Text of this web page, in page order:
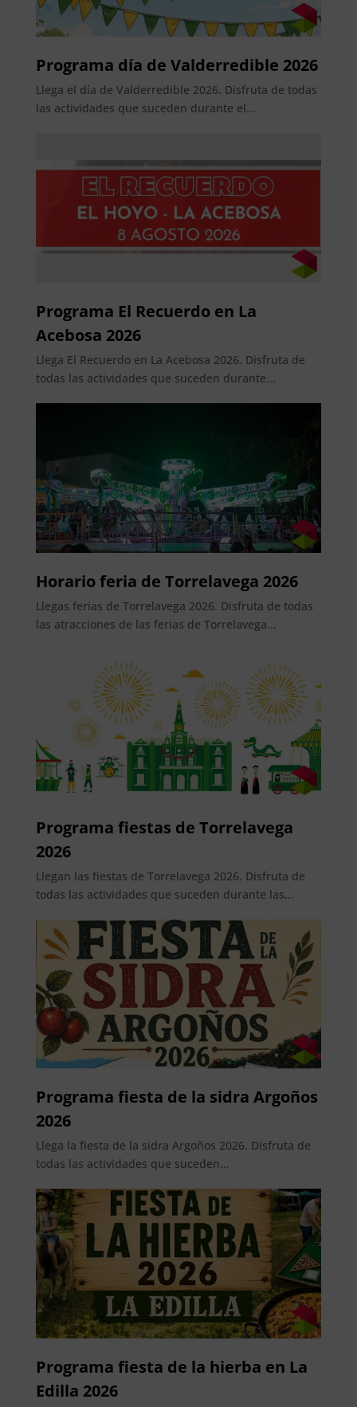
Programa día de Valderredible 2026
Llega el día de Valderredible 2026. Disfruta de todas
las actividades que suceden durante el...
Programa El Recuerdo en La
Acebosa 2026
Llega El Recuerdo en La Acebosa 2026. Disfruta de
todas las actividades que suceden durante...
Horario feria de Torrelavega 2026
Llegas ferias de Torrelavega 2026. Disfruta de todas
las atracciones de las ferias de Torrelavega...
Programa fiestas de Torrelavega
2026
Llegan las fiestas de Torrelavega 2026. Disfruta de
todas las actividades que suceden durante las...
Programa fiesta de la sidra Argoños
2026
Llega la fiesta de la sidra Argoños 2026. Disfruta de
todas las actividades que suceden...
Programa fiesta de la hierba en La
Edilla 2026